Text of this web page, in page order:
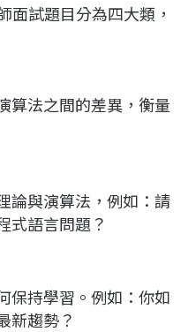
面試題目分為四大類，
算法之間的差異，衡量
論與演算法，例如：請
式語言問題？
保持學習。例如：你如
新趨勢？